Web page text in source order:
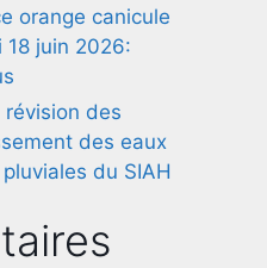
orange canicule
juin 2026:
révision des
des eaux
du SIAH